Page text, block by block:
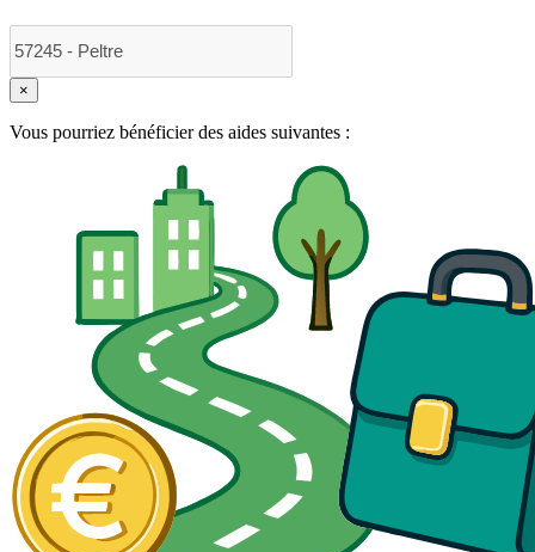
×
Vous pourriez bénéficier des aides suivantes :